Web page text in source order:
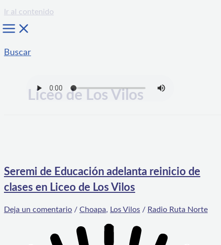
Ir al contenido
Buscar
Liceo de Los Vilos
Seremi de Educación adelanta reinicio de
clases en Liceo de Los Vilos
Deja un comentario / Choapa, Los Vilos / Radio Ruta Norte